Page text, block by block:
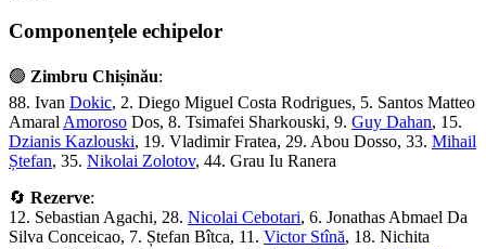
Componențele echipelor
🟢 Zimbru Chișinău:
88. Ivan Dokic, 2. Diego Miguel Costa Rodrigues, 5. Santos Matteo
Amaral Amoroso Dos, 8. Tsimafei Sharkouski, 9. Guy Dahan, 15.
Dzianis Kazlouski, 19. Vladimir Fratea, 29. Abou Dosso, 33. Mihail
Ștefan, 35. Nikolai Zolotov, 44. Grau Iu Ranera
🔄 Rezerve:
12. Sebastian Agachi, 28. Nicolai Cebotari, 6. Jonathas Abmael Da
Silva Conceicao, 7. Ștefan Bîtca, 11. Victor Stînă, 18. Nichita